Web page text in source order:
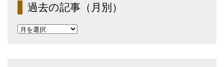
過去の記事（月別）
過
去